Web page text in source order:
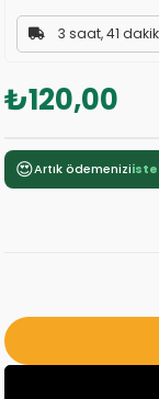
3 saat, 41
₺120,00
😍Artık ödemenizi